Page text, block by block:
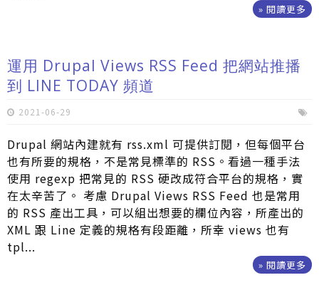
» 閱讀更多
運用 Drupal Views RSS Feed 把網站推播
到 LINE TODAY 頻道
2021-06-29
Drupal 網站內建就有 rss.xml 可提供訂閱，但每個平台
也有所要的規格，不是常見標準的 RSS。看過一種手法
使用 regexp 把常見的 RSS 硬改成符合平台的規格，實
在太辛苦了。 考慮 Drupal Views RSS Feed 也是常用
的 RSS 產出工具，可以組出想要的欄位內容，所產出的
XML 跟 Line 定義的規格有段距離，所幸 views 也有
tpl...
» 閱讀更多